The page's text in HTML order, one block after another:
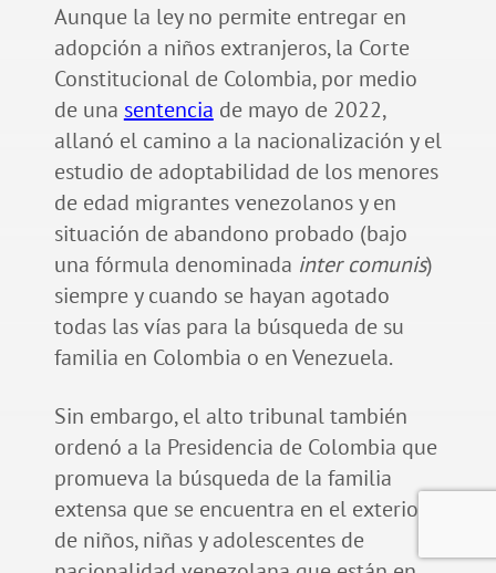
Aunque la ley no permite entregar en
adopción a niños extranjeros, la Corte
Constitucional de Colombia, por medio
de una sentencia de mayo de 2022,
allanó el camino a la nacionalización y el
estudio de adoptabilidad de los menores
de edad migrantes venezolanos y en
situación de abandono probado (bajo
una fórmula denominada inter comunis)
siempre y cuando se hayan agotado
todas las vías para la búsqueda de su
familia en Colombia o en Venezuela.
Sin embargo, el alto tribunal también
ordenó a la Presidencia de Colombia que
promueva la búsqueda de la familia
extensa que se encuentra en el exterior
de niños, niñas y adolescentes de